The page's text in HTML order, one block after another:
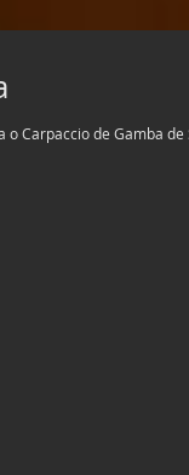
o Carpaccio de Gamba